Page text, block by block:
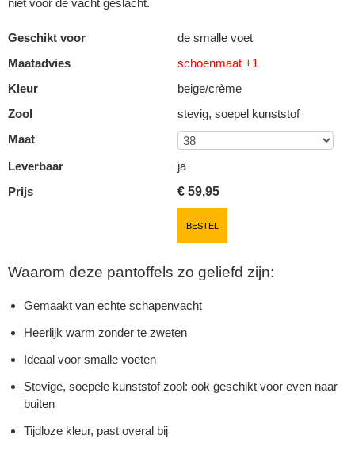
Geschikt voor
de smalle voet
Maatadvies
schoenmaat +1
Kleur
beige/crème
Zool
stevig, soepel kunststof
Maat
Leverbaar
ja
Prijs
€ 59,95
BESTEL
Waarom deze pantoffels zo geliefd zijn:
Gemaakt van echte schapenvacht
Heerlijk warm zonder te zweten
Ideaal voor smalle voeten
Stevige, soepele kunststof zool: ook geschikt voor even naar
buiten
Tijdloze kleur, past overal bij